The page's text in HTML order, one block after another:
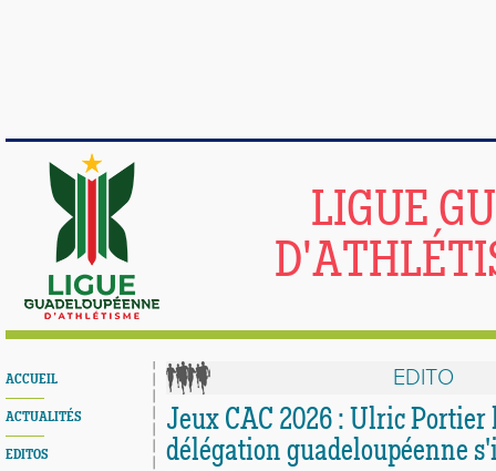
LIGUE
ACCUEIL
ACTUALITÉS
EDITOS
EDITO
Jeux CAC 2026 : Ulric
délégation guadeloupéenne